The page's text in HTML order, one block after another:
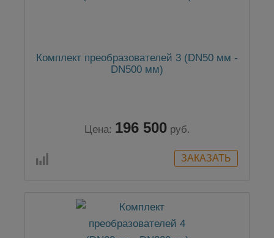
Комплект преобразователей 3 (DN50 мм -
DN500 мм)
Цена: 196 500 руб.